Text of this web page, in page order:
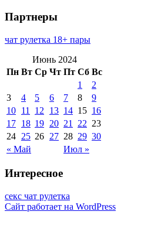
Партнеры
чат рулетка 18+ пары
Июнь 2024
Пн Вт Ср Чт Пт Сб Вс
« Май Июл »
1
2
3
4 5 6 7 8
9
10 11 12 13 14 15 16
17 18 19 20 21 22 23
24 25 26 27 28 29 30
Интересное
секс чат рулетка
Сайт работает на WordPress